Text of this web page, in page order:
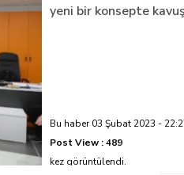
yeni bir konsepte
Bu haber 03 Şubat 2023 -
Post View :489
kez görüntülendi.